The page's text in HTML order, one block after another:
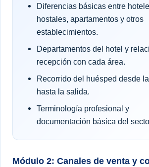
Diferencias básicas entre
hostales, apartamentos y otros
establecimientos.
Departamentos del hotel y
recepción con cada área.
Recorrido del huésped desde
hasta la salida.
Terminología profesional y
documentación básica del
Módulo 2: Canales de venta y